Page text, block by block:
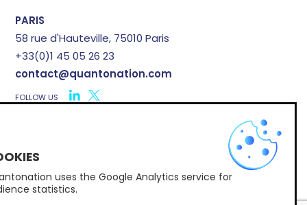
PARIS
58 rue d'Hauteville, 75010 Paris
+33(0)1 45 05 26 23
contact@quantonation.com
FOLLOW US
Subscribe to Quantonation's newsletter
uses the Google Analytics service for
statistics.